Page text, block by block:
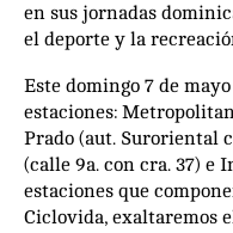
en sus jornadas
el deporte y la
Este domingo 7 de
estaciones:
Prado (aut. Suroriental
(calle 9a. con cra. 37) e
estaciones que
Ciclovida, exaltaremos